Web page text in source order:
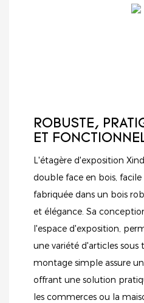
ROBUSTE,
ET
L'étagère d'exposition
double face en bois, facile
fabriquée dans un bois
et élégance. Sa
l'espace d'exposition,
une variété d'articles sous
montage simple assure
offrant une solution
les commerces ou la